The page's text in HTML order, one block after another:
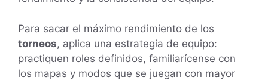
Para sacar el máximo rendimiento de los
torneos, aplica una estrategia de equipo:
practiquen roles definidos, familiarícense con
los mapas y modos que se juegan con mayor